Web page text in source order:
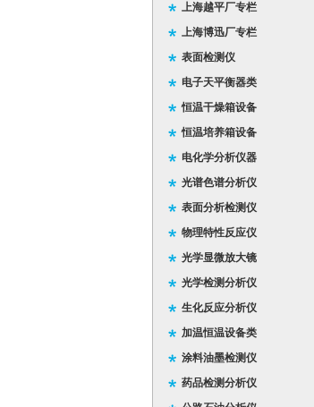
上海越平厂专栏
上海博迅厂专栏
表面检测仪
电子天平衡器类
恒温干燥箱设备
恒温培养箱设备
电化学分析仪器
光谱色谱分析仪
表面分析检测仪
物理特性反应仪
光学显微放大镜
光学检测分析仪
生化反应分析仪
加温恒温设备类
涂料油墨检测仪
药品检测分析仪